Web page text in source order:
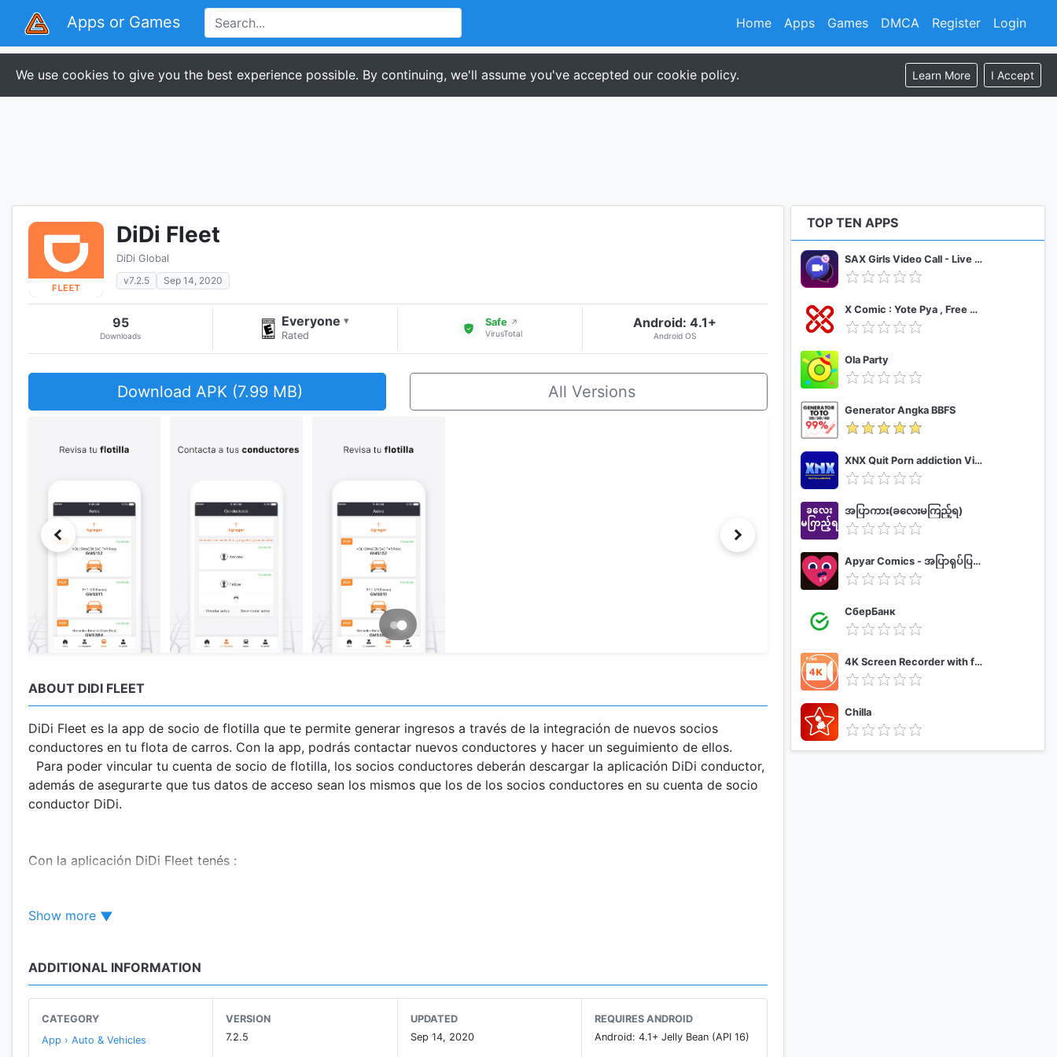
Apps or Games Register Login
Home Apps Games DMCA
We use cookies to give you the best experience possible. By continuing, we'll assume you've accepted our cookie policy. Learn More I Accept
DiDi Fleet
DiDi Global
v7.2.5
Sep 14, 2020
95
Downloads
Everyone ▾
Rated
Safe ↗
VirusTotal
Android: 4.1+
Android OS
Download APK (7.99 MB) All Versions
ABOUT DIDI FLEET
DiDi Fleet es la app de socio de flotilla que te permite generar ingresos a través de la integración de nuevos socios
conductores en tu flota de carros. Con la app, podrás contactar nuevos conductores y hacer un seguimiento de ellos.
Para poder vincular tu cuenta de socio de flotilla, los socios conductores deberán descargar la aplicación DiDi conductor,
además de asegurarte que tus datos de acceso sean los mismos que los de los socios conductores en su cuenta de socio
conductor DiDi.
Con la aplicación DiDi Fleet tenés :
SEGURIDAD
recibir alertas de zonas de riesgo y contar con una línea de emergencia que presta auxilio inmediato.
PLATAFORMA INTELIGENTE
DiDi Fleet es una plataforma innovadora que facilita tu gestión. Podrás ver las tasas de servicio en tiempo real, por
Show more
ADDITIONAL INFORMATION
CATEGORY
App › Auto & Vehicles
VERSION
7.2.5
UPDATED
Sep 14, 2020
REQUIRES ANDROID
Android: 4.1+ Jelly Bean (API 16)
TOP TEN APPS
SAX Girls Video Call - Live Video Chat
X Comic : Yote Pya , Free MM Sub Comics
Ola Party
Generator Angka BBFS
XNX Quit Porn addiction Video Guide
အပြာကား(ခလေးမကြည့်ရ)
Apyar Comics - အပြာရုပ်ပြစာအုပ်များ
СберБанк
4K Screen Recorder with facecam and 1080p 120fps
Chilla